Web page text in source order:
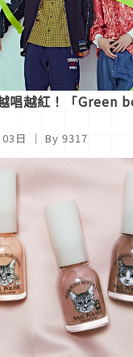
唱越紅！「Green
日 ｜ By 9317